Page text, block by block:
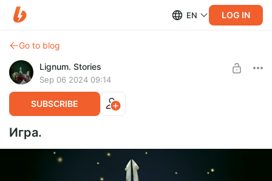
EN LOG IN
Go to blog
Lignum. Stories
Sep 06 2024 09:14
SUBSCRIBE
Игра.